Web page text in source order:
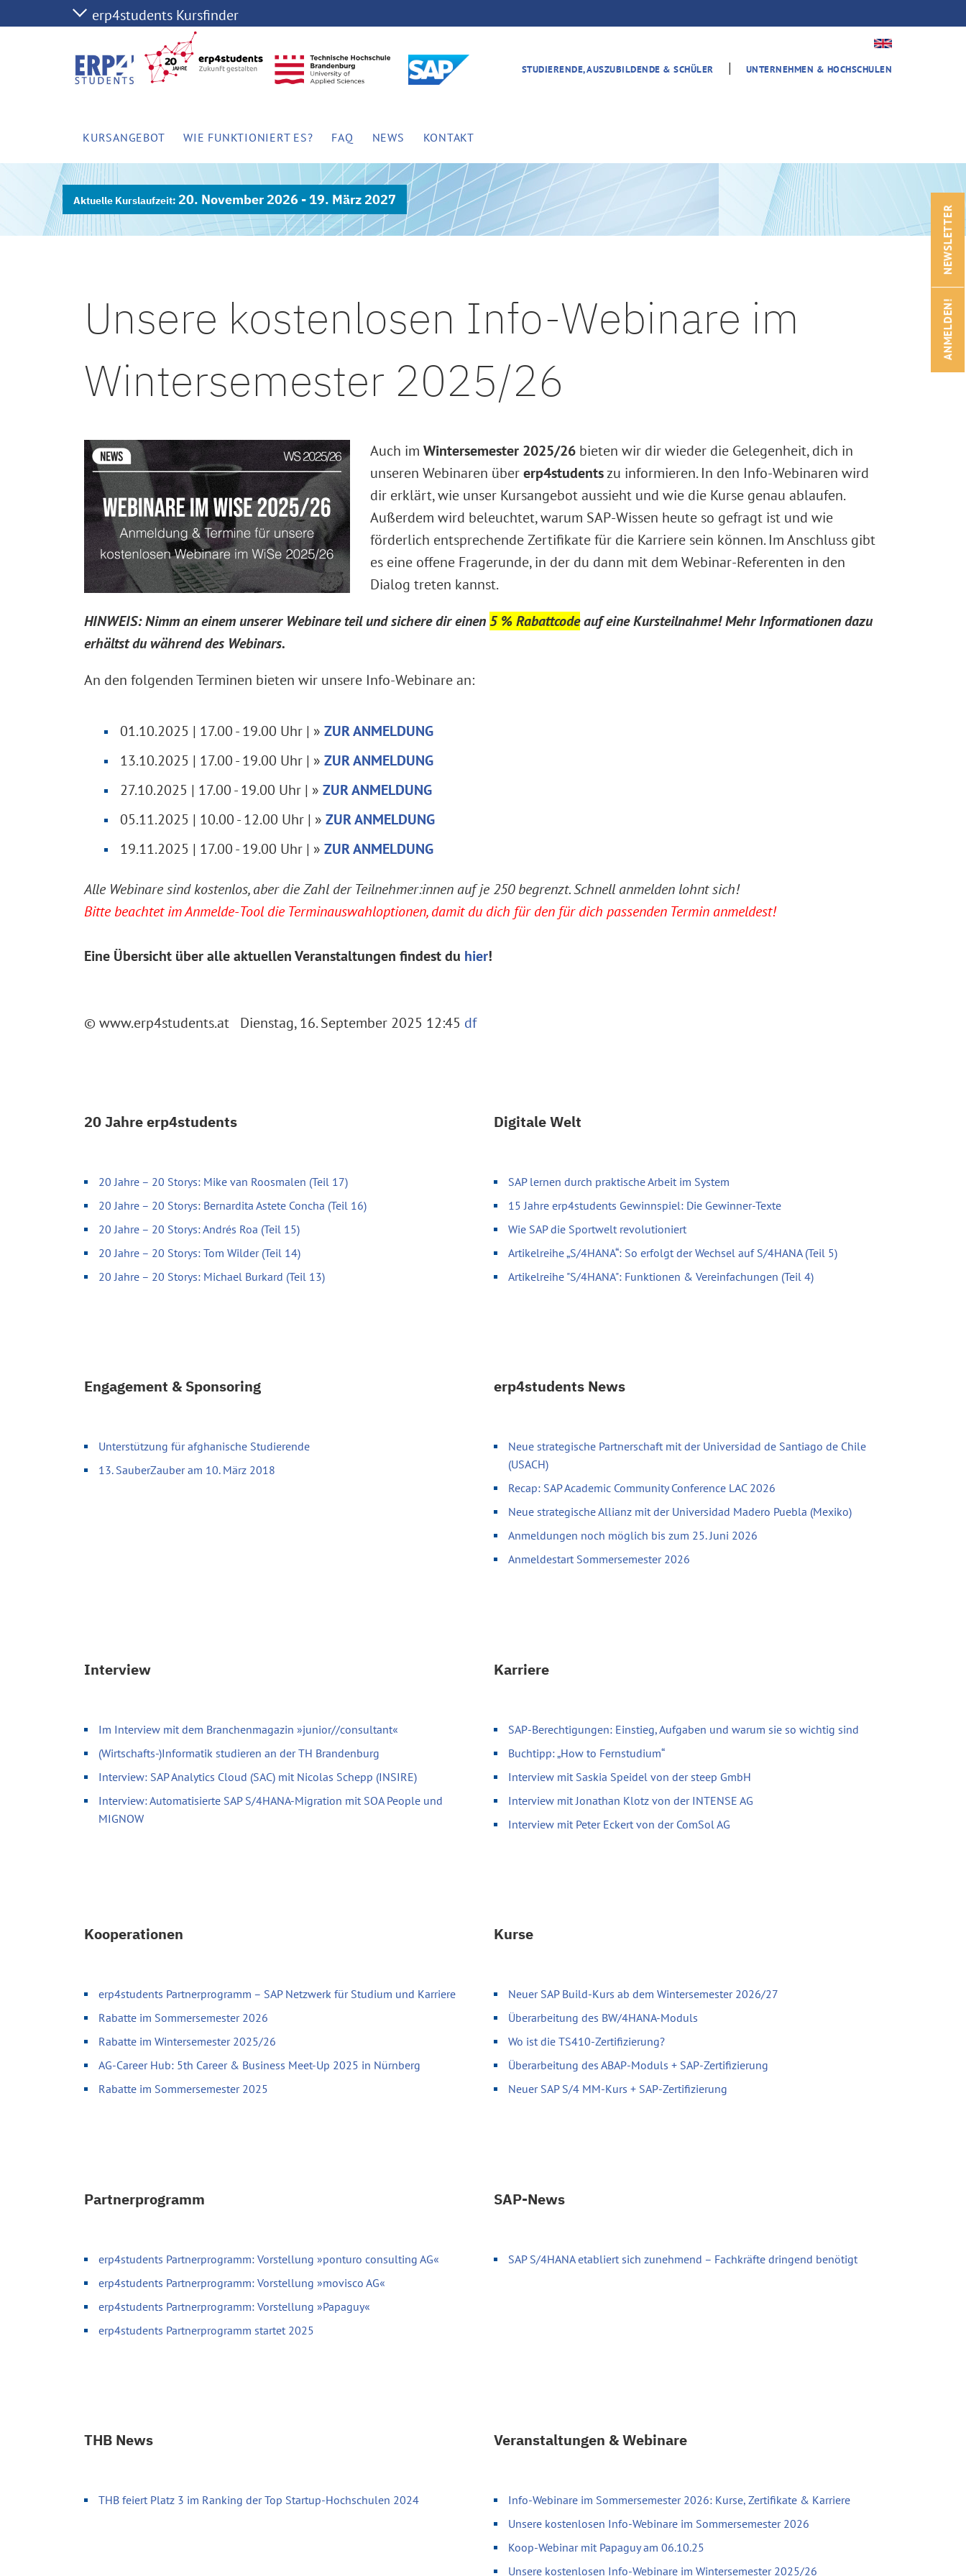
STUDIERENDE, AUSZUBILDENDE & SCHÜLER | UNTERNEHMEN & HOCHSCHULEN
KURSANGEBOT WIE FUNKTIONIERT ES? FAQ NEWS KONTAKT
20. November 2026 - 19. März 2027
Unsere kostenlosen Info-Webinare im
Wintersemester 2025/26
Auch im Wintersemester 2025/26bieten wir dir wieder die Gelegenheit, dich in
unseren Webinaren übererp4studentszu informieren. In den Info-Webinaren wird
dir erklärt, wie unser Kursangebot aussieht und wie die Kurse genau ablaufen.
Außerdem wird beleuchtet, warum SAP-Wissen heute so gefragt ist und wie
förderlich entsprechende Zertifikate für die Karriere sein können. Im Anschluss gibt
es eine offene Fragerunde, in der du dann mit dem Webinar-Referenten in den
Dialog treten kannst.
HINWEIS: Nimm an einem unserer Webinare teil und sichere dir einen 5 % Rabattcodeauf eine Kursteilnahme! Mehr Informationen dazu
erhältst du während des Webinars.
An den folgenden Terminen bieten wir unsere Info-Webinare an:
01.10.2025 | 17.00 - 19.00 Uhr | » ZUR ANMELDUNG
13.10.2025 | 17.00 - 19.00 Uhr | » ZUR ANMELDUNG
27.10.2025 | 17.00 - 19.00 Uhr | » ZUR ANMELDUNG
05.11.2025 | 10.00 - 12.00 Uhr | » ZUR ANMELDUNG
19.11.2025 | 17.00 - 19.00 Uhr | » ZUR ANMELDUNG
Alle Webinare sind kostenlos, aber die Zahl der Teilnehmer:innen auf je 250 begrenzt. Schnell anmelden lohnt sich!
Bitte beachtet im Anmelde-Tool die Terminauswahloptionen, damit du dich für den für dich passenden Termin anmeldest!
Eine Übersicht über alle aktuellen Veranstaltungen findest du hier!
© www.erp4students.at Dienstag, 16. September 2025 12:45 df
20 Jahre erp4students
20 Jahre – 20 Storys: Mike van Roosmalen (Teil 17)
20 Jahre – 20 Storys: Bernardita Astete Concha (Teil 16)
20 Jahre – 20 Storys: Andrés Roa (Teil 15)
20 Jahre – 20 Storys: Tom Wilder (Teil 14)
20 Jahre – 20 Storys: Michael Burkard (Teil 13)
Digitale Welt
SAP lernen durch praktische Arbeit im System
15 Jahre erp4students Gewinnspiel: Die Gewinner-Texte
Wie SAP die Sportwelt revolutioniert
Artikelreihe „S/4HANA“: So erfolgt der Wechsel auf S/4HANA (Teil 5)
Artikelreihe "S/4HANA": Funktionen & Vereinfachungen (Teil 4)
Engagement & Sponsoring
Unterstützung für afghanische Studierende
13. SauberZauber am 10. März 2018
erp4students News
Neue strategische Partnerschaft mit der Universidad de Santiago de Chile
(USACH)
Recap: SAP Academic Community Conference LAC 2026
Neue strategische Allianz mit der Universidad Madero Puebla (Mexiko)
Anmeldungen noch möglich bis zum 25. Juni 2026
Anmeldestart Sommersemester 2026
Interview
Im Interview mit dem Branchenmagazin »junior//consultant«
(Wirtschafts-)Informatik studieren an der TH Brandenburg
Interview: SAP Analytics Cloud (SAC) mit Nicolas Schepp (INSIRE)
Interview: Automatisierte SAP S/4HANA-Migration mit SOA People und
MIGNOW
Karriere
SAP-Berechtigungen: Einstieg, Aufgaben und warum sie so wichtig sind
Buchtipp: „How to Fernstudium“
Interview mit Saskia Speidel von der steep GmbH
Interview mit Jonathan Klotz von der INTENSE AG
Interview mit Peter Eckert von der ComSol AG
Kooperationen
erp4students Partnerprogramm – SAP Netzwerk für Studium und Karriere
Rabatte im Sommersemester 2026
Rabatte im Wintersemester 2025/26
AG-Career Hub: 5th Career & Business Meet-Up 2025 in Nürnberg
Rabatte im Sommersemester 2025
Kurse
Neuer SAP Build-Kurs ab dem Wintersemester 2026/27
Überarbeitung des BW/4HANA-Moduls
Wo ist die TS410-Zertifizierung?
Überarbeitung des ABAP-Moduls + SAP-Zertifizierung
Neuer SAP S/4 MM-Kurs + SAP-Zertifizierung
Partnerprogramm
erp4students Partnerprogramm: Vorstellung »ponturo consulting AG«
erp4students Partnerprogramm: Vorstellung »movisco AG«
erp4students Partnerprogramm: Vorstellung »Papaguy«
erp4students Partnerprogramm startet 2025
SAP-News
SAP S/4HANA etabliert sich zunehmend – Fachkräfte dringend benötigt
THB News
THB feiert Platz 3 im Ranking der Top Startup-Hochschulen 2024
Veranstaltungen & Webinare
Info-Webinare im Sommersemester 2026: Kurse, Zertifikate & Karriere
Unsere kostenlosen Info-Webinare im Sommersemester 2026
Koop-Webinar mit Papaguy am 06.10.25
Unsere kostenlosen Info-Webinare im Wintersemester 2025/26
ANMELDEN!
NEWSLETTER